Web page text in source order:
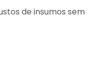
de insumos sem